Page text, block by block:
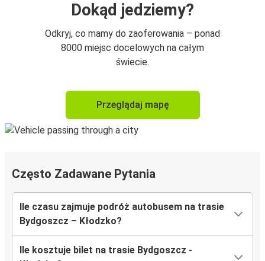
Dokąd jedziemy?
Odkryj, co mamy do zaoferowania – ponad
8000 miejsc docelowych na całym
świecie.
Przeglądaj mapę
Często Zadawane Pytania
Ile czasu zajmuje podróż autobusem na trasie
Bydgoszcz – Kłodzko?
Ile kosztuje bilet na trasie Bydgoszcz -